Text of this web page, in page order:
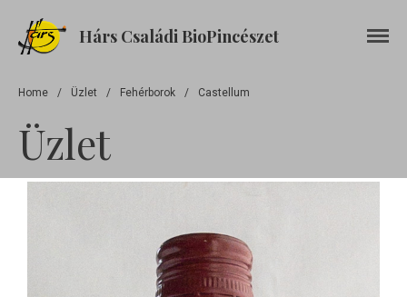
Kezdőlap
Boraink
Castellum
Cabernet Franc
Hárs Családi BioPincészet
Home / Üzlet / Fehérborok / Castellum
Üzlet